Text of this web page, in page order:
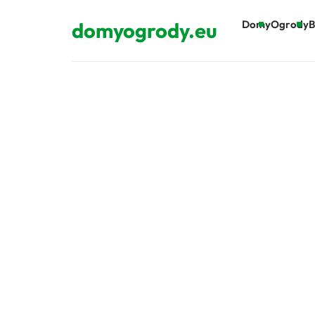
domyogrody.eu DomyOgrody